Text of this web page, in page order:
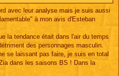
avec leur analyse mais je suis aussi
à mon avis d'Esteban
la tendance était dans l'air du temps
des personnages masculin.
se laissant pas faire, je suis en total
dans les saisons BS ! Dans la